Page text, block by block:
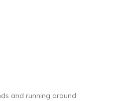
and running around